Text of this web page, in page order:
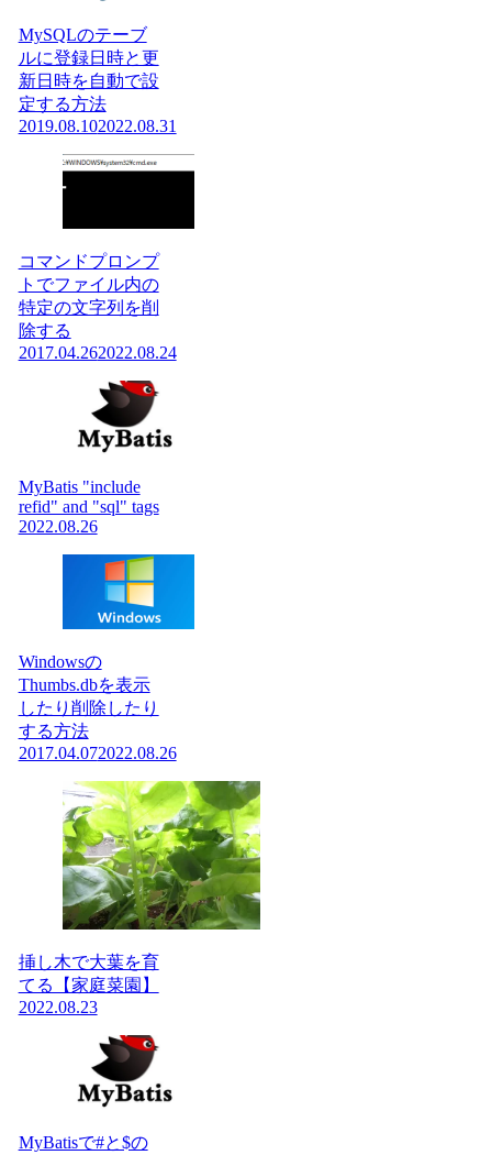
MySQLのテーブ
ルに登録日時と更
新日時を自動で設
定する方法
2019.08.102022.08.31
コマンドプロンプ
トでファイル内の
特定の文字列を削
除する
2017.04.262022.08.24
MyBatis "include
refid" and "sql" tags
2022.08.26
Windowsの
Thumbs.dbを表示
したり削除したり
する方法
2017.04.072022.08.26
挿し木で大葉を育
てる【家庭菜園】
2022.08.23
MyBatisで#と$の